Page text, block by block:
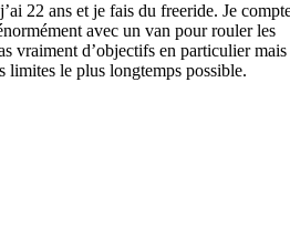
j’ai 22 ans et je fais du freeride. Je
avec un van pour rouler les
vraiment d’objectifs en particulier mais
limites le plus longtemps possible.